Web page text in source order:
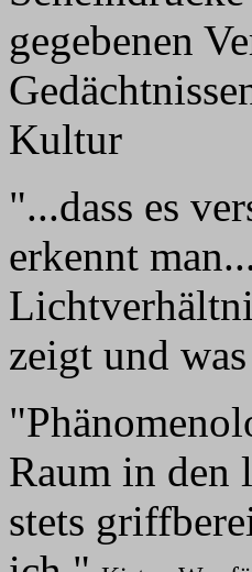
gegebenen
Kultur
"...dass es
erkennt
zeigt und
Raum in den
stets